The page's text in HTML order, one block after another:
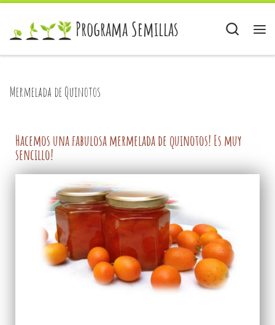
Skip to contentPrograma Semillas
Mermelada de Quinotos
Hacemos una fabulosa mermelada de quinotos! Es muy
sencillo!